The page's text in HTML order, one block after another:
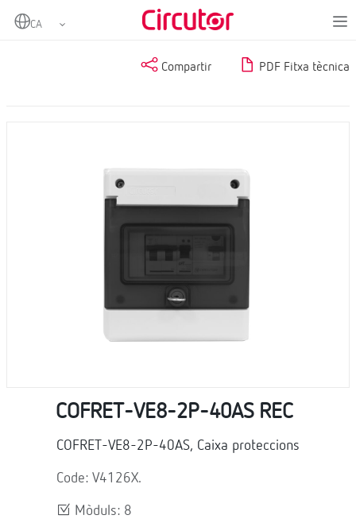
Home
Compartir PDF Fitxa tècnica
COFRET-VE8-2P-40AS REC
COFRET-VE8-2P-40AS, Caixa proteccions
Code: V4126X.
Mòduls: 8